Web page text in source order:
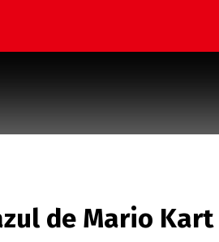
de Mario Kart